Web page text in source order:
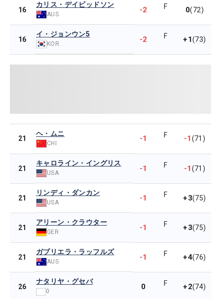
16
カリス・デイビッドソン
AUS -2 F 0(72)
16
イ・ジョンウン5
KOR -2 F +1(73)
21
ヘ・ムニ
CHI
-1 F -1(71)
21
キャロライン・イングリス
USA -1 F -1(71)
21
リンディ・ダンカン
USA -1 F +3(75)
21
アリーン・クラウター
GER -1 F +3(75)
21
ガブリエラ・ラッフルズ
AUS -1 F +4(76)
26
ナタリヤ・グセバ
0 0 F +2(74)